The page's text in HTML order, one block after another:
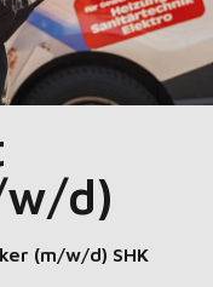
d)
(m/w/d) SHK